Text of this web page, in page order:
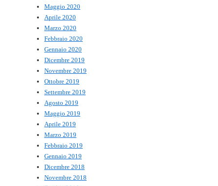
Maggio 2020
Aprile 2020
Marzo 2020
Febbraio 2020
Gennaio 2020
Dicembre 2019
Novembre 2019
Ottobre 2019
Settembre 2019
Agosto 2019
Maggio 2019
Aprile 2019
Marzo 2019
Febbraio 2019
Gennaio 2019
Dicembre 2018
Novembre 2018